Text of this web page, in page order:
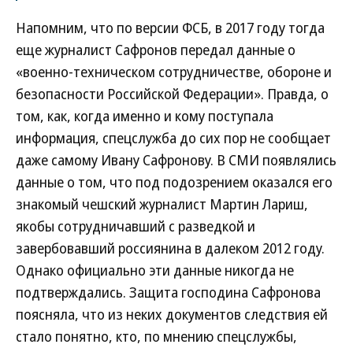
Напомним, что по версии ФСБ, в 2017 году тогда
еще журналист Сафронов передал данные о
«военно-техническом сотрудничестве, обороне и
безопасности Российской Федерации». Правда, о
том, как, когда именно и кому поступала
информация, спецслужба до сих пор не сообщает
даже самому Ивану Сафронову. В СМИ появлялись
данные о том, что под подозрением оказался его
знакомый чешский журналист Мартин Лариш,
якобы сотрудничавший с разведкой и
завербовавший россиянина в далеком 2012 году.
Однако официально эти данные никогда не
подтверждались. Защита господина Сафронова
поясняла, что из неких документов следствия ей
стало понятно, кто, по мнению спецслужбы,